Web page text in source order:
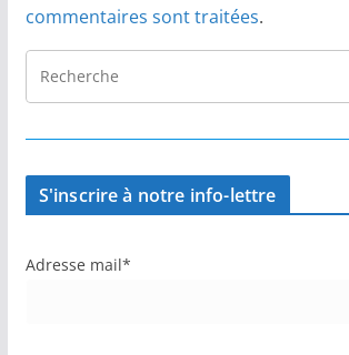
commentaires sont traitées.
S'inscrire à notre info-lettre
Adresse mail*